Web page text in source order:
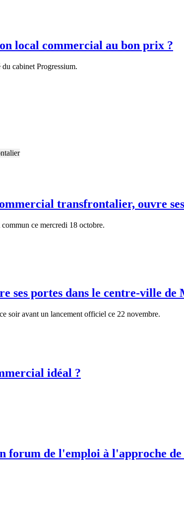
local commercial au bon prix ?
cabinet Progressium.
transfrontalier, ouvre
ce mercredi 18 octobre.
ses portes dans le centre-ville de
soir avant un lancement officiel ce 22 novembre.
idéal ?
forum de l'emploi à l'approche